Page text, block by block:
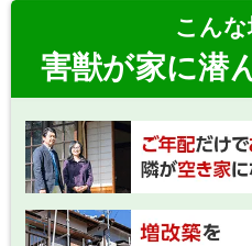
ミ）。壁の中や天井裏を
菌をまき散らします。電
とによる漏電火災のリス
めて危険です。通り道に
ン）を残します。
追い出し：
強力なハッ
を使用して屋外へ追い出
に侵入口を頑丈な金網な
ます。
夜行性で、電線や木の枝
移動し、屋根裏などに侵
みますが雑食です。最大
ン尿をし続ける「ため糞
により天井にシミができ
が腐り落ちてきたりと、
します。
こん
害獣が家に潜